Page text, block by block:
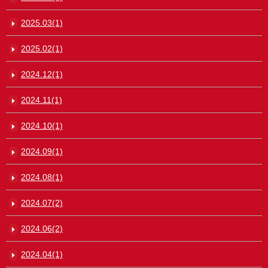
2025.03(1)
2025.02(1)
2024.12(1)
2024.11(1)
2024.10(1)
2024.09(1)
2024.08(1)
2024.07(2)
2024.06(2)
2024.04(1)